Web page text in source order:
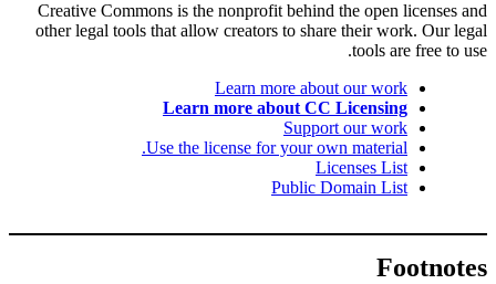
Creative Commons is the nonprofit behind the open licenses and
other legal tools that allow creators to share their work. Our legal
tools are free to use.
Learn more about our work
Learn more about CC Licensing
Support our work
Use the license for your own material.
Licenses List
Public Domain List
Footnotes